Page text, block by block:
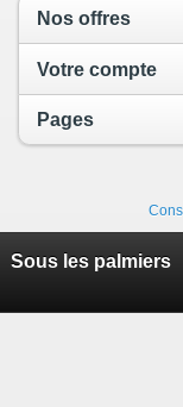
Nos offres
Votre compte
Pages
Sous les palmiers